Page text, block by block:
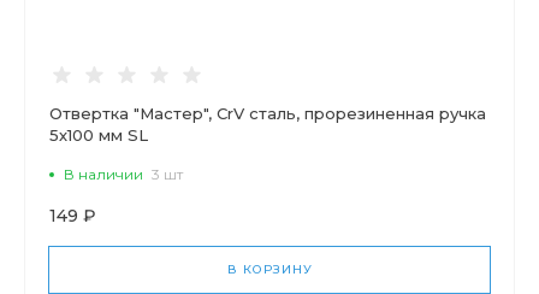
Отвертка "Мастер", CrV сталь, прорезиненная ручка
5х100 мм SL
В наличии 3 шт
149 ₽
В КОРЗИНУ